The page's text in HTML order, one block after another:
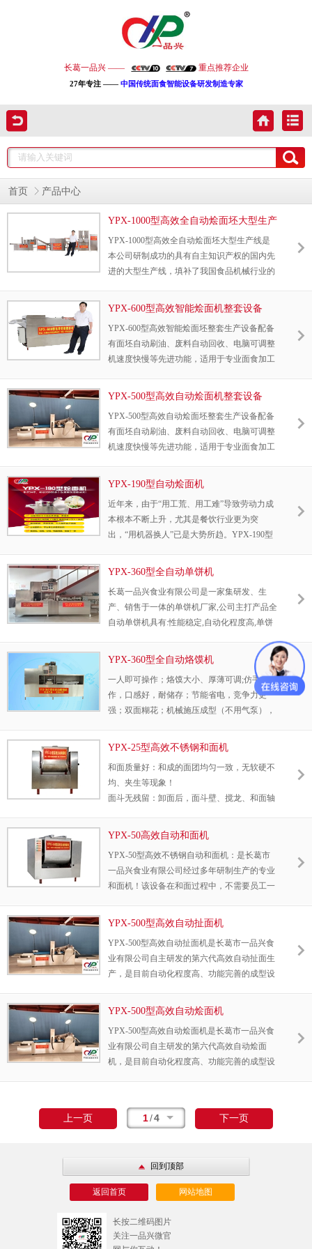
长葛一品兴 —— 重点推荐企业
27年专注 —— 中国传统面食智能设备研发制造专家
首页 产品中心
YPX-1000型高效全自动烩面坯大型生产
线
YPX-1000型高效全自动烩面坯大型生产线是
本公司研制成功的具有自主知识产权的国内先
进的大型生产线，填补了我国食品机械行业的
技术，通过设定参数，实现自动供水、自动和
淀粉、自动成型、自动分切、自动清理及回收
残坯、自动抹油等生产工艺，具有自动化程度
高，生产效率高，安全系数高，劳动强度低，
性能专业，运行稳定等显著优势。可以生产烩
面、拉条、刀削面、手撕面、扯面、抻面、板
YPX-600型高效智能烩面机整套设备
YPX-600型高效智能烩面坯整套生产设备配备
有面坯自动刷油、废料自动回收、电脑可调整
机速度快慢等先进功能，适用于专业面食加工
收，刷油、即浪费食用油、又影响面坯质量等
YPX-500型高效自动烩面机整套设备
YPX-500型高效自动烩面坯整套生产设备配备
有面坯自动刷油、废料自动回收、电脑可调整
机速度快慢等先进功能，适用于专业面食加工
收，刷油、即浪费食用油、又影响面坯质量等
YPX-190型自动烩面机
近年来，由于“用工荒、用工难”导致劳动力成
本根本不断上升，尤其是餐饮行业更为突
出，“用机器换人”已是大势所趋。YPX-190型
国内先进水平的新一代小型多功能生产设备，
YPX-360型全自动单饼机
长葛一品兴食业有限公司是一家集研发、生
产、销售于一体的单饼机厂家,公司主打产品全
自动单饼机具有:性能稳定,自动化程度高,单饼
等优点。一品兴单饼机项目一经推出,受到广大
创业者和消费者的喜爱,迅速在全国蔓延,取得
良好的经济和社会效益。
YPX-360型全自动烙馍机
一人即可操作；烙馍大小、厚薄可调;仿手工制
作，口感好，耐储存；节能省电，竞争力更
强；双面糊花；机械施压成型（不用气泵），
YPX-25型高效不锈钢和面机
和面质量好：和成的面团均匀一致，无软硬不
均、夹生等现象！
面斗无残留：卸面后，面斗壁、搅龙、和面轴
周围无洒漏：和面过程中，设备周围无任何漏
YPX-50高效自动和面机
YPX-50型高效不锈钢自动和面机：是长葛市
一品兴食业有限公司经过多年研制生产的专业
和面机！该设备在和面过程中，不需要员工一
采用超厚不锈钢原材料，和面过程中震动面斗
自动和面机自动化程度高，效率高，噪音小，
无夹生，无残留，和面均匀一致，专业品质，
性能可靠，操作简单，是面食制品生产企业和
个体商户的和面设备。
YPX-500型高效自动扯面机
YPX-500型高效自动扯面机是长葛市一品兴食
业有限公司自主研发的第六代高效自动扯面生
产，是目前自动化程度高、功能完善的成型设
皮……，近几十种面食。另外，还可以根据客
YPX-500型高效自动烩面机
YPX-500型高效自动烩面机是长葛市一品兴食
业有限公司自主研发的第六代高效自动烩面
机，是目前自动化程度高、功能完善的成型设
的要求，定做各种特殊刀具。
上一页 1/4 下一页
回到顶部
返回首页 网站地图
长按二维码图片
关注一品兴微官